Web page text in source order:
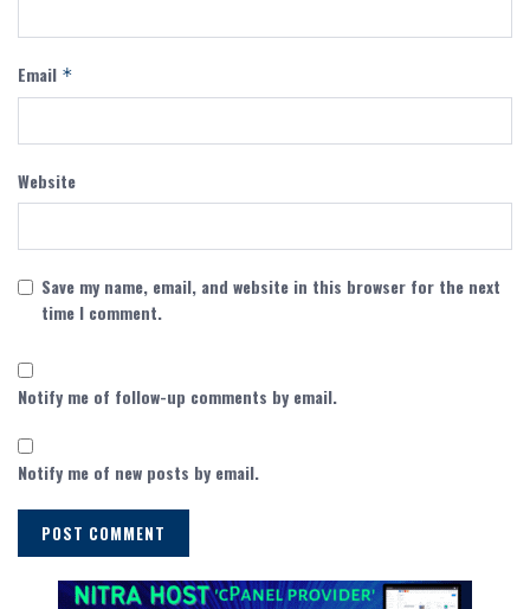
Email *
Website
Save my name, email, and website in this browser for the next
time I comment.
Notify me of follow-up comments by email.
Notify me of new posts by email.